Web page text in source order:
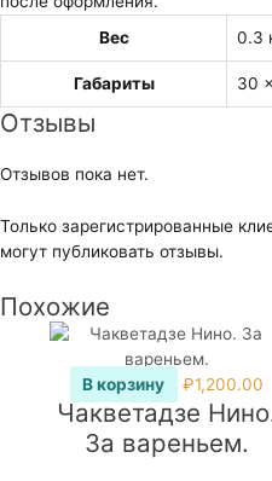
Вес
0.3
Габариты 30
Отзывы
Отзывов пока нет.
Только зарегистрированные
могут публиковать отзывы.
Похожие
В корзину ₽1,200.00
Чакветадзе
За вареньем.